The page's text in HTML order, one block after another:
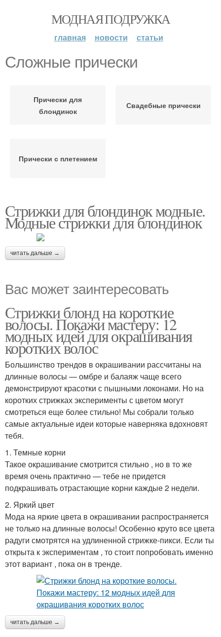
МОДНАЯ ПОДРУЖКА
главная новости статьи
Сложные прически
Прически для
блондинок
Свадебные прически
Прически с плетением
Стрижки для блондинок модные.
Модные стрижки для блондинок
читать дальше →
Вас может заинтересовать
Стрижки блонд на короткие
волосы. Покажи мастеру: 12
модных идей для окрашивания
коротких волос
Большинство трендов в окрашивании рассчитаны на
длинные волосы — омбре и балаяж чаще всего
демонстрируют красотки с пышными локонами. Но на
коротких стрижках эксперименты с цветом могут
смотреться еще более стильно! Мы собрали только
самые актуальные идеи которые наверняка вдохновят
тебя.
1. Темные корни
Такое окрашивание смотрится стильно , но в то же
время очень практично — тебе не придется
подкрашивать отрастающие корни каждые 2 недели.
2. Яркий цвет
Мода на яркие цвета в окрашивании распространяется
не только на длинные волосы! Особенно круто все цвета
радуги смотрятся на удлиненной стрижке-пикси. Если ты
открыта к экспериментам , то стоит попробовать именно
этот вариант , пока он в тренде.
читать дальше →